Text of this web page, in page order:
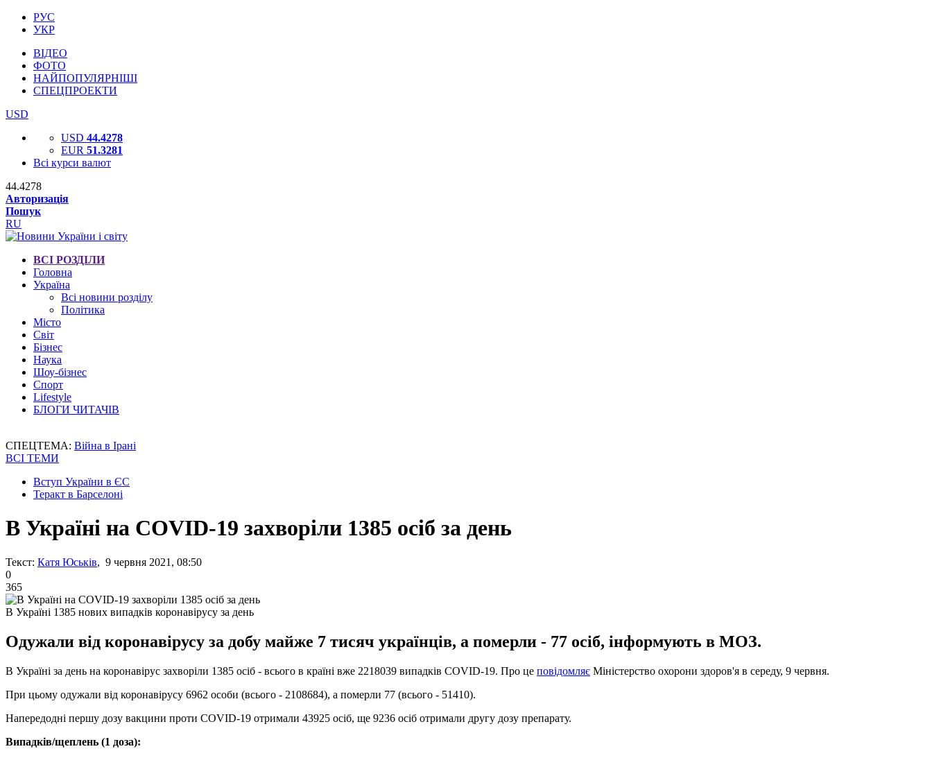
РУС
УКР
ВІДЕО
ФОТО
НАЙПОПУЛЯРНІШІ
СПЕЦПРОЕКТИ
USD
USD 44.4278
EUR 51.3281
Всі курси валют
44.4278
Авторизація
Пошук
RU
ВСІ РОЗДІЛИ
Головна
Україна
Всі новини розділу
Політика
Місто
Світ
Бізнес
Наука
Шоу-бізнес
Спорт
Lifestyle
БЛОГИ ЧИТАЧІВ
СПЕЦТЕМА: Війна в Ірані
ВСІ ТЕМИ
Вступ України в ЄС
Теракт в Барселоні
В Україні на COVID-19 захворіли 1385 осіб за день
Текст: Катя Юськів, 9 червня 2021, 08:50
0
365
В Україні 1385 нових випадків коронавірусу за день
Одужали від коронавірусу за добу майже 7 тисяч українців, а померли - 77 осіб, інформують в МОЗ.
В Україні за день на коронавірус захворіли 1385 осіб - всього в країні вже 2218039 випадків COVID-19. Про це повідомляє Міністерство охорони здоров'я в середу, 9 червня.
При цьому одужали від коронавірусу 6962 особи (всього - 2108684), а померли 77 (всього - 51410).
Напередодні першу дозу вакцини проти COVID-19 отримали 43925 осіб, ще 9236 осіб отримали другу дозу препарату.
Випадків/щеплень (1 доза):